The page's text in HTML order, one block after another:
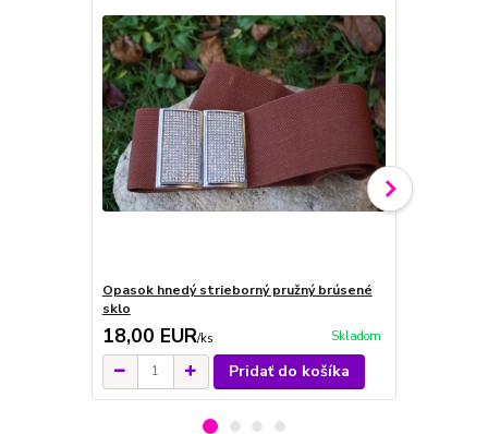
Opasok hnedý strieborný pružný brúsené
sklo
18,00 EUR/ks Skladom
Pridať do košíka